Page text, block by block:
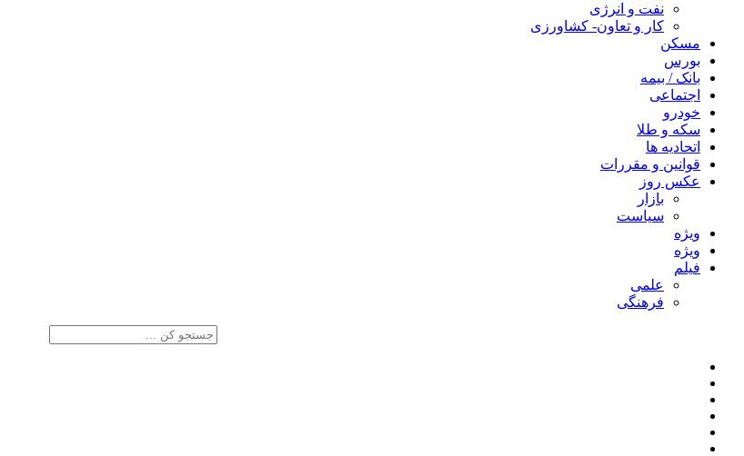
نفت و انرژی
کار و تعاون- کشاورزی
مسکن
بورس
بانک / بیمه
اجتماعی
خودرو
سکه و طلا
اتحادیه ها
قوانین و مقررات
عکس روز
بازار
سیاست
ویژه
ویژه
فیلم
علمی
فرهنگی